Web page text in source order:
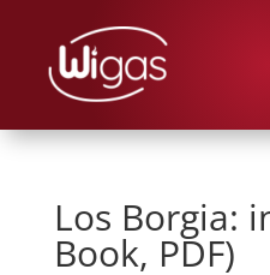
Los Borgia:
Book, PDF)